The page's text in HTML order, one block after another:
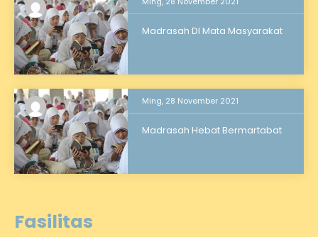
Madrasah DI Mata Masyarakat
Ming, 28 November 2021
Madrasah Hebat Bermartabat
Fasilitas